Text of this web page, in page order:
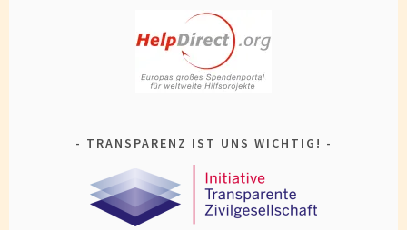
TRANSPARENZ IST UNS WICHTIG!